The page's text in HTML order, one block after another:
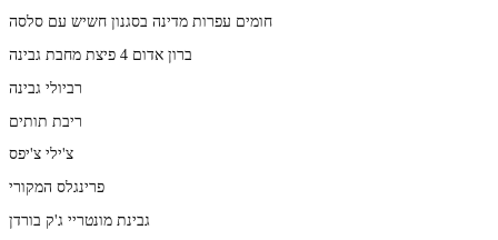
חומים עפרות מדינה בסגנון חשיש עם סלסה
ברון אדום 4 פיצת מחבת גבינה
רביולי גבינה
ריבת תותים
צ'ילי צ'יפס
פרינגלס המקורי
גבינת מונטריי ג'ק בורדן